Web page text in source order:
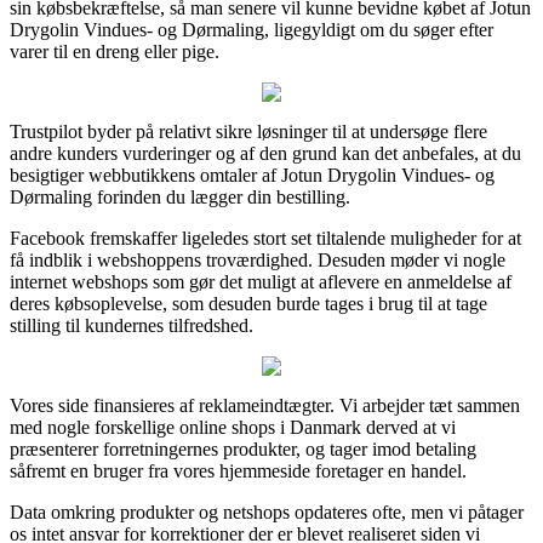
sin købsbekræftelse, så man senere vil kunne bevidne købet af Jotun
Drygolin Vindues- og Dørmaling, ligegyldigt om du søger efter
varer til en dreng eller pige.
Trustpilot byder på relativt sikre løsninger til at undersøge flere
andre kunders vurderinger og af den grund kan det anbefales, at du
besigtiger webbutikkens omtaler af Jotun Drygolin Vindues- og
Dørmaling forinden du lægger din bestilling.
Facebook fremskaffer ligeledes stort set tiltalende muligheder for at
få indblik i webshoppens troværdighed. Desuden møder vi nogle
internet webshops som gør det muligt at aflevere en anmeldelse af
deres købsoplevelse, som desuden burde tages i brug til at tage
stilling til kundernes tilfredshed.
Vores side finansieres af reklameindtægter. Vi arbejder tæt sammen
med nogle forskellige online shops i Danmark derved at vi
præsenterer forretningernes produkter, og tager imod betaling
såfremt en bruger fra vores hjemmeside foretager en handel.
Data omkring produkter og netshops opdateres ofte, men vi påtager
os intet ansvar for korrektioner der er blevet realiseret siden vi